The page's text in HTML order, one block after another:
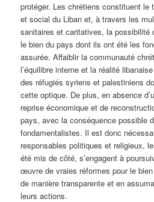
protéger. Les chrétiens constituent
et social du Liban et, à travers les
sanitaires et caritatives, la
le bien du pays dont ils ont été les
assurée. Affaiblir la communauté
l’équilibre interne et la réalité
des réfugiés syriens et palestiniens
cette optique. De plus, en absence
reprise économique et de
pays, avec la conséquence possible
fondamentalistes. Il est donc
responsables politiques et religieux,
été mis de côté, s’engagent à
œuvre de vraies réformes pour le
de manière transparente et en
leurs actions.